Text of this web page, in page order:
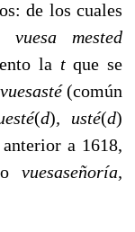
de los cuales
vuesa mested
la tque se
(común
(d), usté(d)
a 1618,
vuesaseñoría,